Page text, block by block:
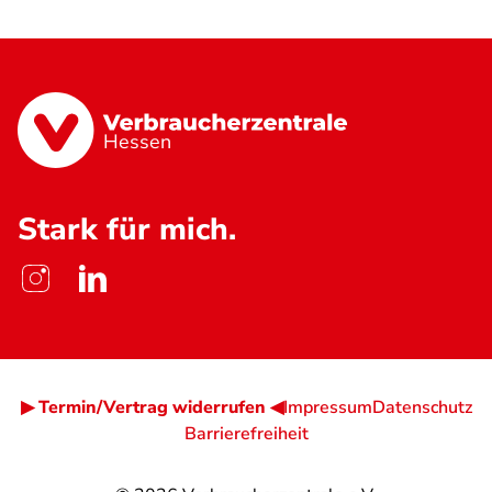
Hessen
Stark für mich.
▶ Termin/Vertrag widerrufen ◀ImpressumDatenschutz
Barrierefreiheit